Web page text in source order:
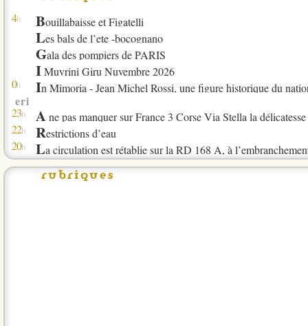
4h Bouillabaisse et Figatelli
les bals de l’ete -bocognano
Gala des pompiers de PARIS
IMuvrini Giru Nuvembre 2026
0h In Mimoria - Jean Michel Rossi, une figure historique du nationalisme -
eri
23h Ane pas manquer sur France 3 Corse Via Stella la délicatesse
22h Restrictions d’eau
20h La circulation est rétablie sur la RD 168 A, à l’embranchement de
Menaces du FLNC : le texte sur l’autonomie de la Corse
V ous étiez nombreux réunis hier soir à Eccica Suaredda
rubriques